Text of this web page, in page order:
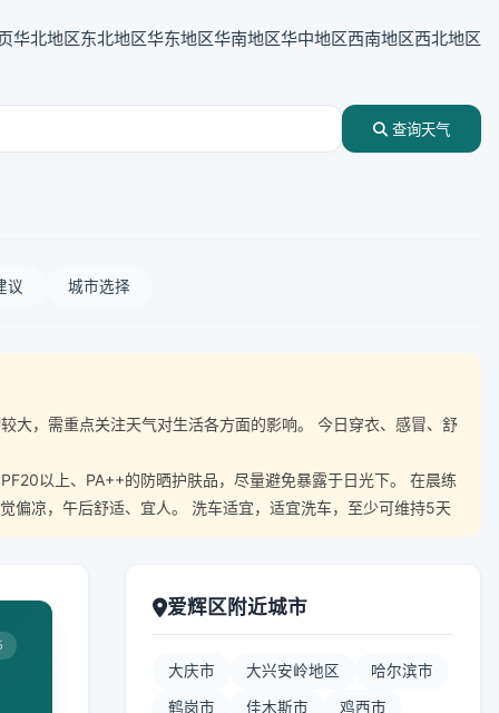
华北地区东北地区华东地区华南地区华中地区西南地区西北地区
查询天气
议 城市选择
，需重点关注天气对生活各方面的影响。 今日穿衣、感冒、舒
以上、PA++的防晒护肤品，尽量避免暴露于日光下。 在晨练
偏凉，午后舒适、宜人。 洗车适宜，适宜洗车，至少可维持5天
爱辉区附近城市
大庆市 大兴安岭地区 哈尔滨市
鹤岗市 佳木斯市 鸡西市